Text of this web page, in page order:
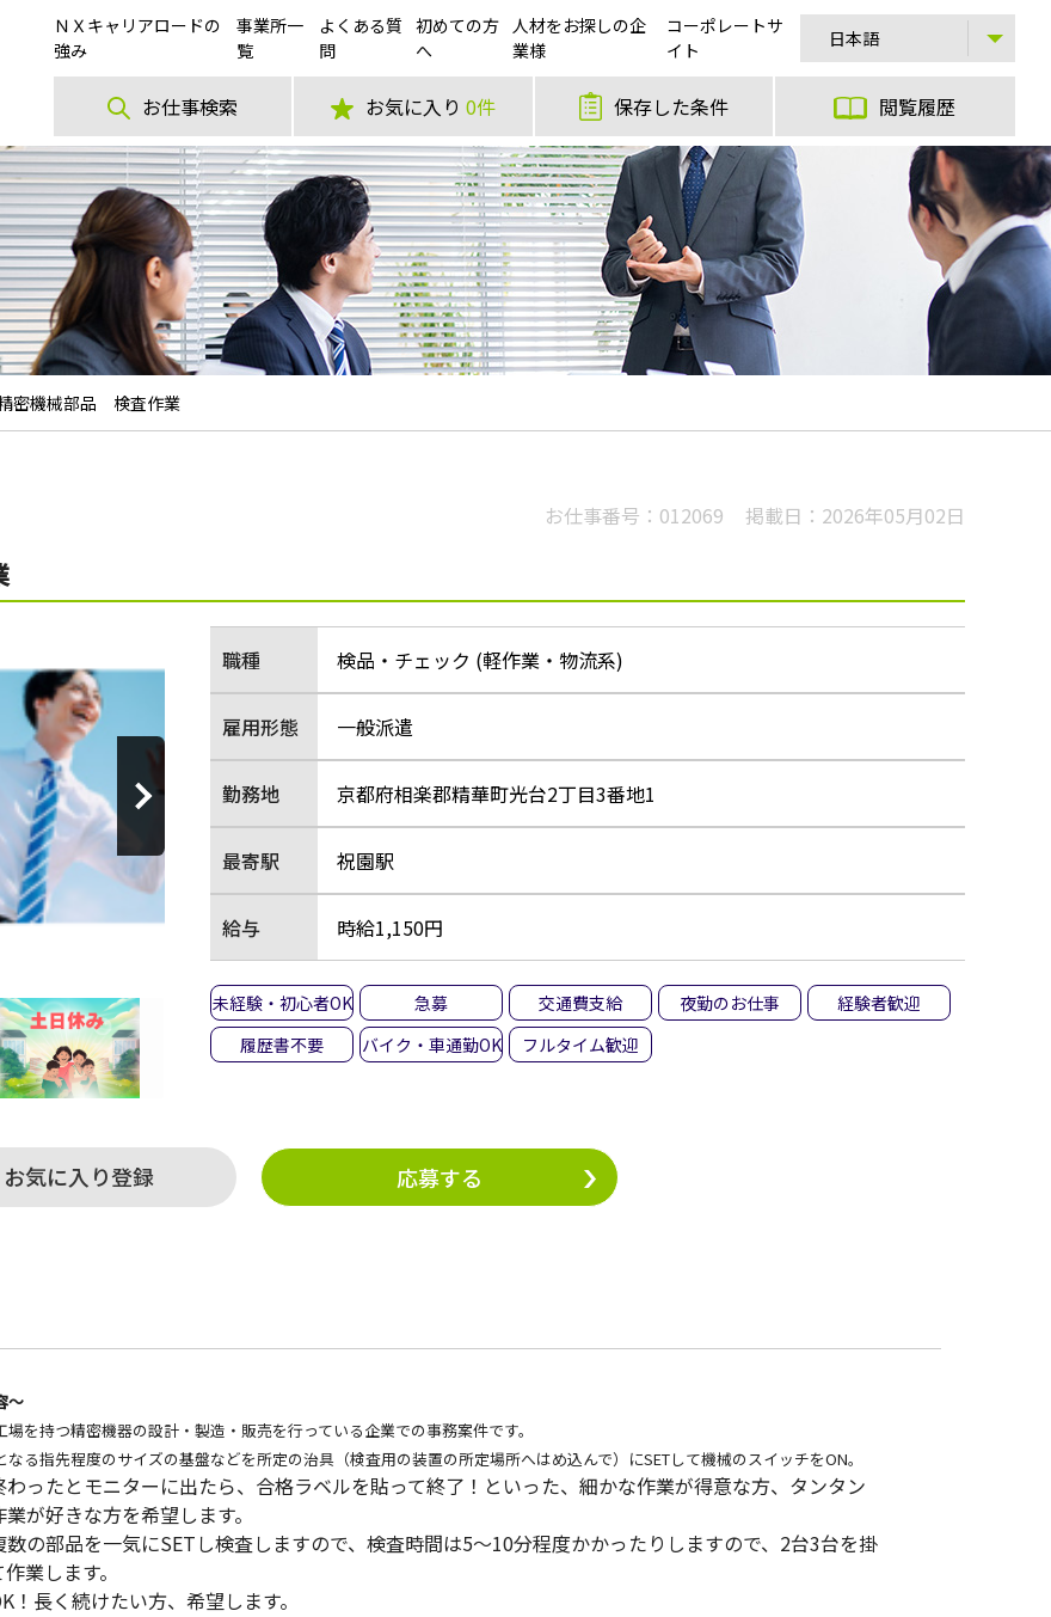
ＮＸキャリアロードの
強み
事業所一
覧
よくある質
問
初めての方
へ
人材をお探しの企
業様
コーポレートサ
イト
お仕事検索 お気に入り 0件 保存した条件 閲覧履歴
密機械部品 検査作業
お仕事番号： 012069 掲載日： 2026年05月02日
職種 検品・チェック (軽作業・物流系)
雇用形態 一般派遣
勤務地 京都府相楽郡精華町光台2丁目3番地1
最寄駅 祝園駅
給与 時給1,150円
未経験・初心者OK 急募 交通費支給 夜勤のお仕事
経験者歓迎
履歴書不要
バイク・車通勤OK フルタイム歓迎
お気に入り登録 応募する
～
場を持つ精密機器の設計・製造・販売を行っている企業での事務案件です。
なる指先程度のサイズの基盤などを所定の治具（検査用の装置の所定場所へはめ込んで）にSETして機械のスイッチをON。
わったとモニターに出たら、合格ラベルを貼って終了！といった、細かな作業が得意な方、タンタン
業が好きな方を希望します。
数の部品を一気にSETし検査しますので、検査時間は5～10分程度かかったりしますので、2台3台を掛
業します。
！長く続けたい方、希望します。